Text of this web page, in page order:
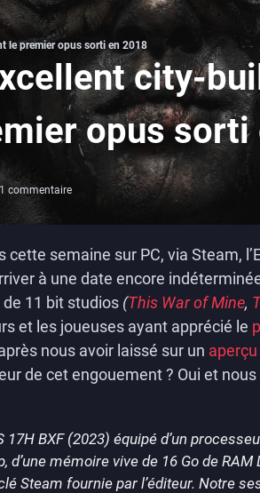
le premier opus sorti en 2018
city-
opus sorti
1 commentaire
cette semaine sur PC, via Steam,
à une date encore
11 bit studios (This War of Mine,
et les joueuses ayant apprécié le
nous avoir laissé sur un
de cet engouement ? Oui et
BXF (2023) équipé d’un
mémoire vive de 16 Go de RAM
Steam fournie par l’éditeur. Notre